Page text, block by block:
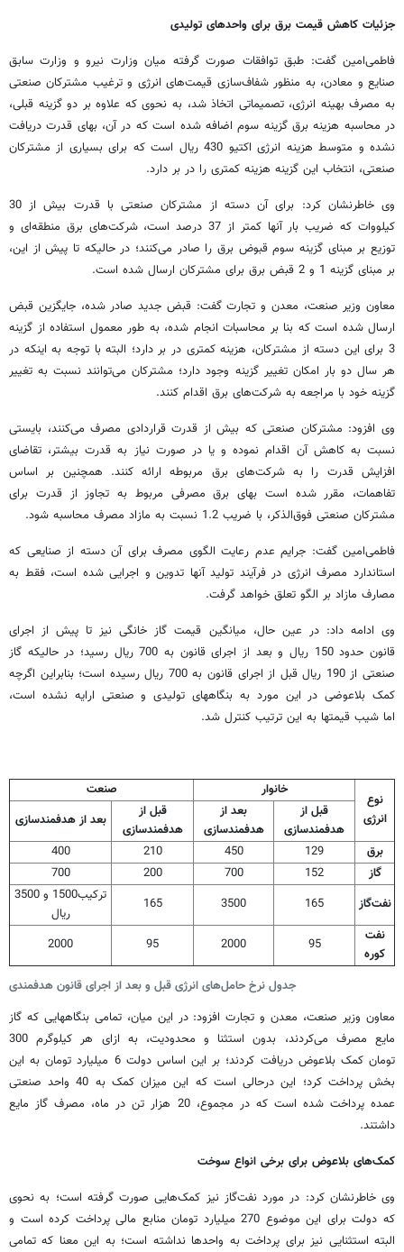
جزئیات کاهش قیمت برق برای واحدهای تولیدی
فاطمی‌امین گفت: طبق توافقات صورت گرفته میان وزارت نیرو و وزارت سابق
صنایع و معادن، به منظور شفاف‌سازی قیمت‌های انرژی و ترغیب مشترکان صنعتی
به مصرف بهینه انرژی، تصمیماتی اتخاذ شد، به نحوی که علاوه بر دو گزینه قبلی،
در محاسبه هزینه برق گزینه سوم اضافه شده است که در آن، بهای قدرت دریافت
نشده و متوسط هزینه انرژی اکتیو 430 ریال است که برای بسیاری از مشترکان
صنعتی، انتخاب این گزینه هزینه کمتری را در بر دارد.
وی خاطرنشان کرد: برای آن دسته از مشترکان صنعتی با قدرت بیش از 30
کیلووات که ضریب بار آنها کمتر از 37 درصد است، شرکت‌های برق منطقه‌ای و
توزیع بر مبنای گزینه سوم قبوض برق را صادر می‌کنند؛ در حالیکه تا پیش از این،
بر مبنای گزینه 1 و 2 قبض برق برای مشترکان ارسال شده است.
معاون وزیر صنعت، معدن و تجارت گفت: قبض جدید صادر شده، جایگزین قبض
ارسال شده است که بنا بر محاسبات انجام شده، به طور معمول استفاده از گزینه
3 برای این دسته از مشترکان، هزینه کمتری در بر دارد؛ البته با توجه به اینکه در
هر سال دو بار امکان تغییر گزینه وجود دارد؛ مشترکان می‌توانند نسبت به تغییر
گزینه خود با مراجعه به شرکت‌های برق اقدام کنند.
وی افزود: مشترکان صنعتی که بیش از قدرت قراردادی مصرف می‌کنند، بایستی
نسبت به کاهش آن اقدام نموده و یا در صورت نیاز به قدرت بیشتر، تقاضای
افزایش قدرت را به شرکت‌های برق مربوطه ارائه کنند. همچنین بر اساس
تفاهمات، مقرر شده است بهای برق مصرفی مربوط به تجاوز از قدرت برای
مشترکان صنعتی فوق‌الذکر، با ضریب 1.2 نسبت به مازاد مصرف محاسبه شود.
فاطمی‌امین گفت: جرایم عدم رعایت الگوی مصرف برای آن دسته از صنایعی که
استاندارد مصرف انرژی در فرآیند تولید آنها تدوین و اجرایی شده است، فقط به
مصارف مازاد بر الگو تعلق خواهد گرفت.
وی ادامه داد: در عین حال، میانگین قیمت گاز خانگی نیز تا پیش از اجرای
قانون حدود 150 ریال و بعد از اجرای قانون به 700 ریال رسید؛ در حالیکه گاز
صنعتی از 190 ریال قبل از اجرای قانون به 700 ریال رسیده است؛ بنابراین اگرچه
کمک بلاعوضی در این مورد به بنگاههای تولیدی و صنعتی ارایه نشده است،
اما شیب قیمتها به این ترتیب کنترل شد.
جدول نرخ حامل‌های انرژی قبل و بعد از اجرای قانون هدفمندی
نوع
انرژی
خانوار
صنعت
قبل از
هدفمندسازی
بعد از
هدفمندسازی
قبل از
هدفمندسازی
بعد از هدفمندسازی
برق
129
450
210
400
گاز
152
700
200
700
نفت‌گاز
165
3500
165
ترکیب1500 و 3500
ریال
نفت
کوره
95
2000
95
2000
معاون وزیر صنعت، معدن و تجارت افزود: در این میان، تمامی بنگاههایی که گاز
مایع مصرف می‌کردند، بدون استثنا و محدودیت، به ازای هر کیلوگرم 300
تومان کمک بلاعوض دریافت کردند؛ بر این اساس دولت 6 میلیارد تومان به این
بخش پرداخت کرد؛ این درحالی است که این میزان کمک به 40 واحد صنعتی
عمده پرداخت شده است که در مجموع، 20 هزار تن در ماه، مصرف گاز مایع
داشتند.
کمک‌های بلاعوض برای برخی انواع سوخت
وی خاطرنشان کرد: در مورد نفت‌گاز نیز کمک‌هایی صورت گرفته است؛ به نحوی
که دولت برای این موضوع 270 میلیارد تومان منابع مالی پرداخت کرده است و
البته استثنایی نیز برای پرداخت به واحدها نداشته است؛ به این معنا که تمامی